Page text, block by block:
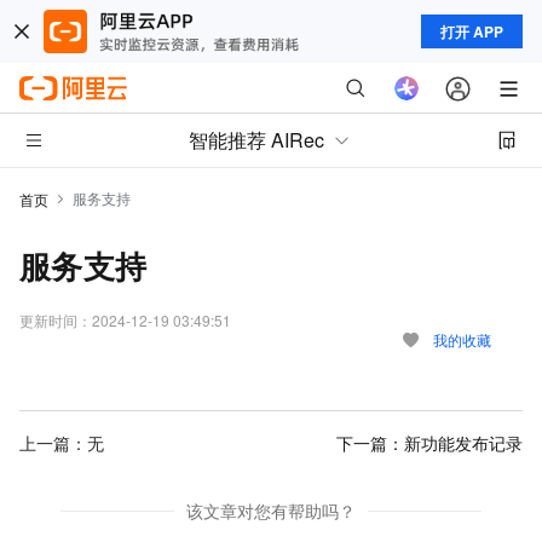
打开 APP
智能推荐 AIRec
首页 服务支持
服务支持
更新时间： 2024-12-19 03:49:51
我的收藏
上一篇：无 下一篇： 新功能发布记录
该文章对您有帮助吗？